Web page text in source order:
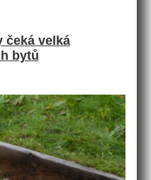
čeká velká
bytů